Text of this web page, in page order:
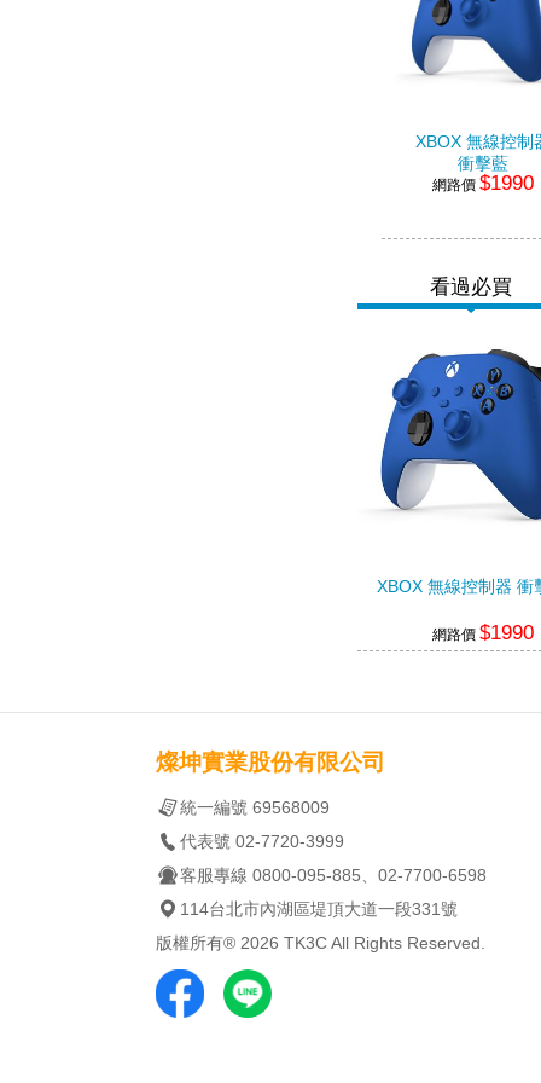
XBOX 無線控制
衝擊藍
網路價 $1990
看過必買
XBOX 無線控制器 衝
網路價 $1990